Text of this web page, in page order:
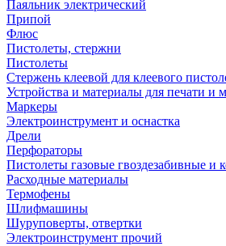
Паяльник электрический
Припой
Флюс
Пистолеты, стержни
Пистолеты
Стержень клеевой для клеевого
Устройства и материалы для печати и
Маркеры
Электроинструмент и оснастка
Дрели
Перфораторы
Пистолеты газовые гвоздезабивные и
Расходные материалы
Термофены
Шлифмашины
Шуруповерты, отвертки
Электроинструмент прочий